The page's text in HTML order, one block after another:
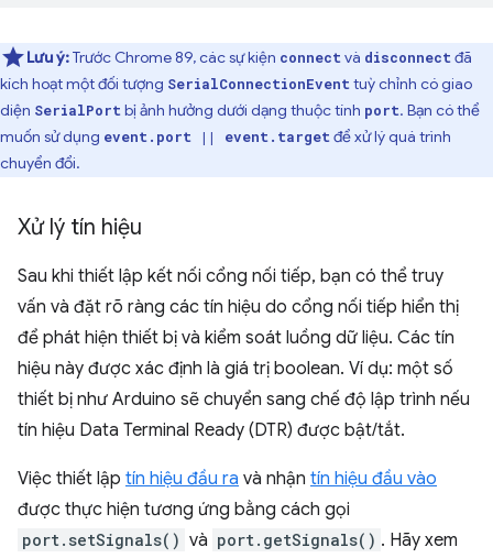
Lưu ý:Trước Chrome 89, các sự kiện connect và disconnect đã
kích hoạt một đối tượng SerialConnectionEvent tuỳ chỉnh có giao
diện SerialPort bị ảnh hưởng dưới dạng thuộc tính port. Bạn có thể
muốn sử dụng event.port || event.target để xử lý quá trình
chuyển đổi.
Xử lý tín hiệu
Sau khi thiết lập kết nối cổng nối tiếp, bạn có thể truy
vấn và đặt rõ ràng các tín hiệu do cổng nối tiếp hiển thị
để phát hiện thiết bị và kiểm soát luồng dữ liệu. Các tín
hiệu này được xác định là giá trị boolean. Ví dụ: một số
thiết bị như Arduino sẽ chuyển sang chế độ lập trình nếu
tín hiệu Data Terminal Ready (DTR) được bật/tắt.
Việc thiết lập tín hiệu đầu ra và nhận tín hiệu đầu vào
được thực hiện tương ứng bằng cách gọi
port.setSignals() và port.getSignals() . Hãy xem